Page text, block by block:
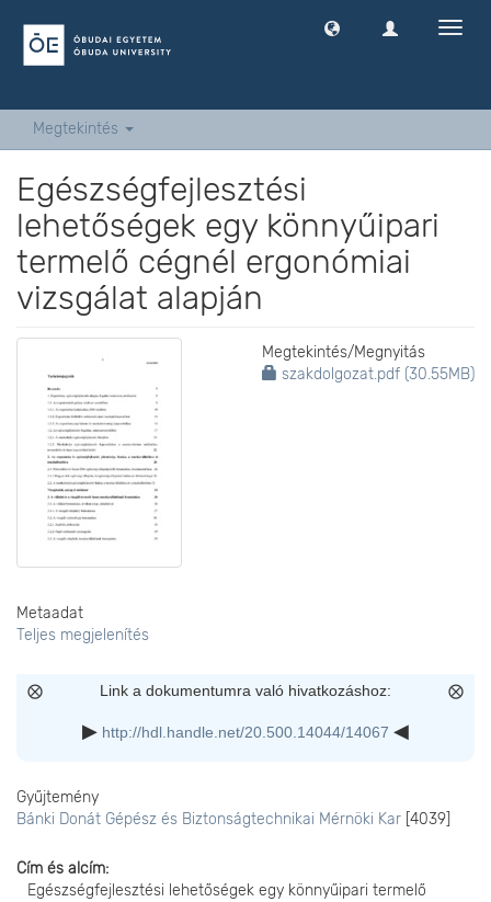
Megtekintés
Egészségfejlesztési
lehetőségek egy könnyűipari
termelő cégnél ergonómiai
vizsgálat alapján
Megtekintés/Megnyitás
szakdolgozat.pdf (30.55MB)
Metaadat
Teljes megjelenítés
Link a dokumentumra való hivatkozáshoz:
http://hdl.handle.net/20.500.14044/14067
Gyűjtemény
Bánki Donát Gépész és Biztonságtechnikai Mérnöki Kar [4039]
Cím és alcím
Egészségfejlesztési lehetőségek egy könnyűipari termelő